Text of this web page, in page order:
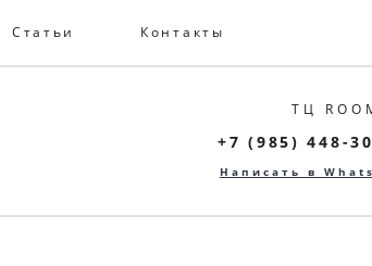
Статьи Контакты
ТЦ
+7 (985) 448-
Написать в